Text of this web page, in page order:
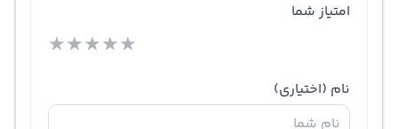
امتیاز شما
★★★★★
نام (اختیاری)